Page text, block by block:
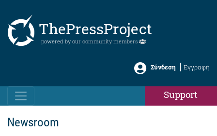
ThePressProject
powered by our community members
Σύνδεση Εγγραφή
Support
Newsroom